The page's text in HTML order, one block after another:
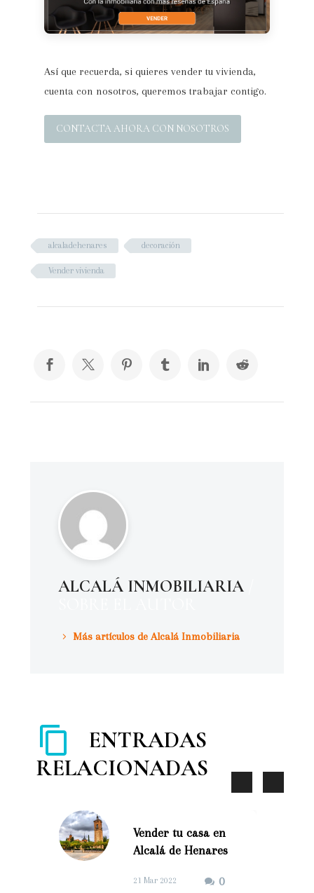
Así que recuerda, si quieres vender tu vivienda,
cuenta con nosotros, queremos trabajar contigo.
CONTACTA AHORA CON NOSOTROS
alcaladehenares decoración
Vender vivienda
ALCALÁ INMOBILIARIA
Más artículos de Alcalá Inmobiliaria
ENTRADAS
RELACIONADAS
Vender tu casa en
Alcalá de Henares
0
21 Mar 2022